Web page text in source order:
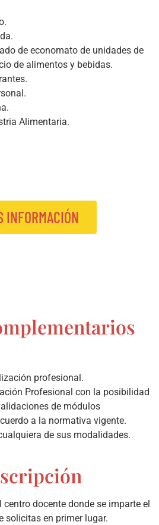
de economato de unidades de
de alimentos y bebidas.
Alimentaria.
INFORMACIÓN
profesional.
Profesional con la posibilidad
de módulos
a la normativa vigente.
de sus modalidades.
centro docente donde se imparte el
solicitas en primer lugar.